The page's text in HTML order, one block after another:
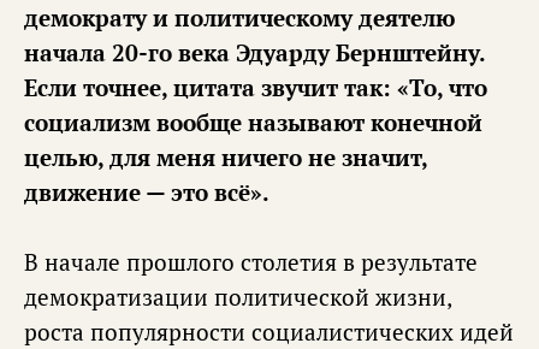
демократу и политическому деятелю
начала 20-го века Эдуарду Бернштейну.
Если точнее, цитата звучит так: «То, что
социализм вообще называют конечной
целью, для меня ничего не значит,
движение — это всё».
В начале прошлого столетия в результате
демократизации политической жизни,
роста популярности социалистических идей